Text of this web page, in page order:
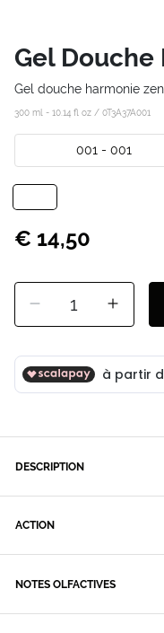
Gel
Gel douche harmonie
300 ml - 10.14 fl oz / 0T3A37A001
001 - 001
€ 14,50
1
DESCRIPTION
ACTION
NOTES OLFACTIVES